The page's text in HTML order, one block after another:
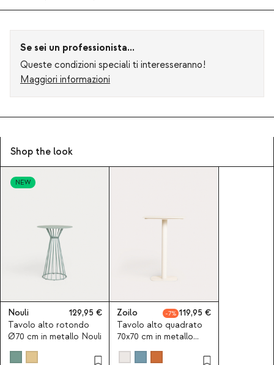
Se sei un professionista...
Queste condizioni speciali ti interesseranno!
Maggiori informazioni
Shop the look
NEW
Nouli
129,95
Tavolo alto rotondo
Ø70 cm in metallo Nouli
Zoilo 7
119,95
Tavolo alto quadrato
70x70 cm in metallo
Zoilo